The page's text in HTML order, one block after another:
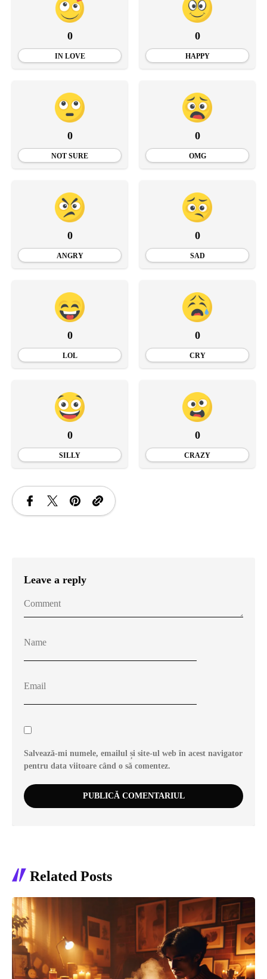
0
IN LOVE
0
HAPPY
0
NOT SURE
0
OMG
0
ANGRY
0
SAD
0
LOL
0
CRY
0
SILLY
0
CRAZY
Leave a reply
Salvează-mi numele, emailul și site-ul web în acest navigator
pentru data viitoare când o să comentez.
Related Posts